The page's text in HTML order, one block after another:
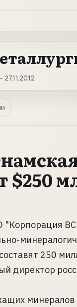
"Корпорация
250
директор